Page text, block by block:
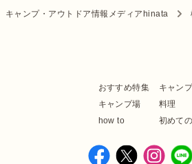
キャンプ・アウトドア情報メディアhinata
おすすめ特集
キャン
キャンプ場
料理
how to
初めて